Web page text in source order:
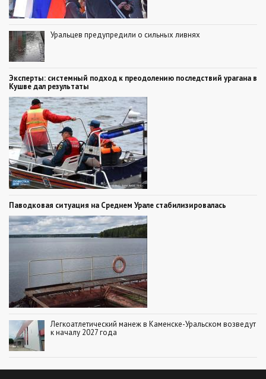
Уральцев предупредили о сильных ливнях
Эксперты: системный подход к преодолению последствий урагана в
Кушве дал результаты
Паводковая ситуация на Среднем Урале стабилизировалась
Легкоатлетический манеж в Каменске-Уральском возведут
к началу 2027 года